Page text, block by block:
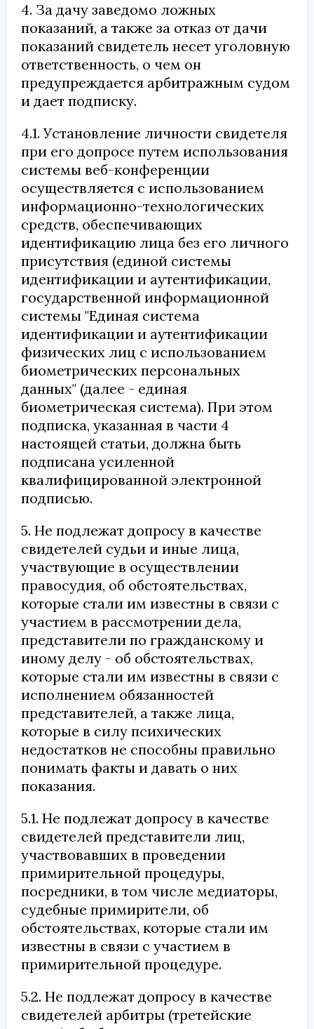
4. За дачу заведомо ложных
показаний, а также за отказ от дачи
показаний свидетель несет уголовную
ответственность, о чем он
предупреждается арбитражным судом
и дает подписку.
4.1. Установление личности свидетеля
при его допросе путем использования
системы веб-конференции
осуществляется с использованием
информационно-технологических
средств, обеспечивающих
идентификацию лица без его личного
присутствия (единой системы
идентификации и аутентификации,
государственной информационной
системы "Единая система
идентификации и аутентификации
физических лиц с использованием
биометрических персональных
данных" (далее - единая
биометрическая система). При этом
подписка, указанная в части 4
настоящей статьи, должна быть
подписана усиленной
квалифицированной электронной
подписью.
5. Не подлежат допросу в качестве
свидетелей судьи и иные лица,
участвующие в осуществлении
правосудия, об обстоятельствах,
которые стали им известны в связи с
участием в рассмотрении дела,
представители по гражданскому и
иному делу - об обстоятельствах,
которые стали им известны в связи с
исполнением обязанностей
представителей, а также лица,
которые в силу психических
недостатков не способны правильно
понимать факты и давать о них
показания.
5.1. Не подлежат допросу в качестве
свидетелей представители лиц,
участвовавших в проведении
примирительной процедуры,
посредники, в том числе медиаторы,
судебные примирители, об
обстоятельствах, которые стали им
известны в связи с участием в
примирительной процедуре.
5.2. Не подлежат допросу в качестве
свидетелей арбитры (третейские